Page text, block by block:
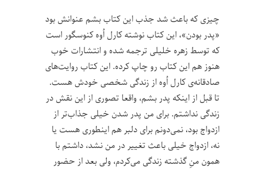
چیزی که باعث شد جذب این کتاب بشم عنوانش بود
«پدر بودن»، این کتاب نوشته کارل اُوه کنوسگور است
که توسط زهره خلیلی ترجمه شده و انتشارات خوب
هنوز هم این کتاب رو چاپ کرده. این کتاب روایت‌های
صادقانه‌ی کارل اُوه از زندگی شخصی خودش هست.
تا قبل از اینکه پدر بشم، واقعا تصوری از این نقش در
زندگی نداشتم. برای من پدر شدن خیلی جذاب‌تر از
ازدواج بود، نمی‌دونم برای دلبر هم اینطوری هست یا
نه، ازدواج خیلی باعث تغییر در من نشد، داشتم با
همون منِ گذشته زندگی می‌کردم، ولی بعد از حضور